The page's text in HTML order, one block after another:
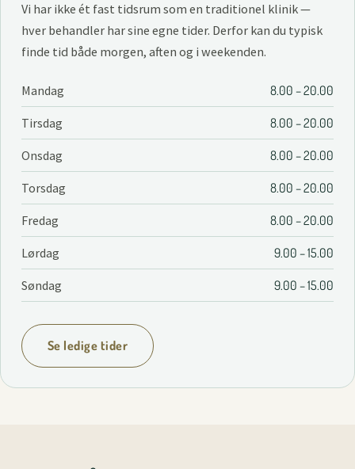
Vi har ikke ét fast tidsrum som en traditionel klinik —
hver behandler har sine egne tider. Derfor kan du typisk
finde tid både morgen, aften og i weekenden.
Mandag 8.00 – 20.00
Tirsdag 8.00 – 20.00
Onsdag 8.00 – 20.00
Torsdag 8.00 – 20.00
Fredag 8.00 – 20.00
Lørdag 9.00 – 15.00
Søndag 9.00 – 15.00
Se ledige tider